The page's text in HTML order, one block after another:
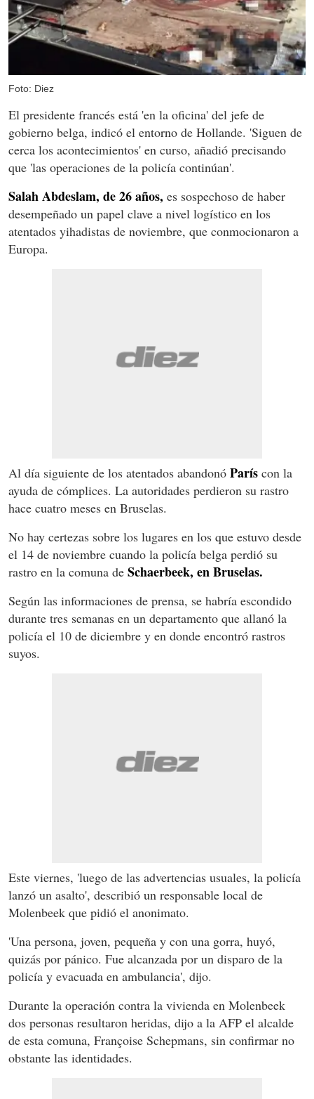
Foto: Diez
El presidente francés está 'en la oficina' del jefe de
gobierno belga, indicó el entorno de Hollande. 'Siguen de
cerca los acontecimientos' en curso, añadió precisando
que 'las operaciones de la policía continúan'.
Salah Abdeslam, de 26 años, es sospechoso de haber
desempeñado un papel clave a nivel logístico en los
atentados yihadistas de noviembre, que conmocionaron a
Europa.
Al día siguiente de los atentados abandonó París con la
ayuda de cómplices. La autoridades perdieron su rastro
hace cuatro meses en Bruselas.
No hay certezas sobre los lugares en los que estuvo desde
el 14 de noviembre cuando la policía belga perdió su
rastro en la comuna de Schaerbeek, en Bruselas.
Según las informaciones de prensa, se habría escondido
durante tres semanas en un departamento que allanó la
policía el 10 de diciembre y en donde encontró rastros
suyos.
Este viernes, 'luego de las advertencias usuales, la policía
lanzó un asalto', describió un responsable local de
Molenbeek que pidió el anonimato.
'Una persona, joven, pequeña y con una gorra, huyó,
quizás por pánico. Fue alcanzada por un disparo de la
policía y evacuada en ambulancia', dijo.
Durante la operación contra la vivienda en Molenbeek
dos personas resultaron heridas, dijo a la AFP el alcalde
de esta comuna, Françoise Schepmans, sin confirmar no
obstante las identidades.